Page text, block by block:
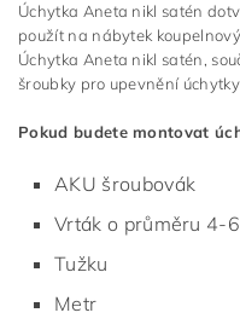
Úchytka Aneta nikl satén
použít na nábytek
Úchytka Aneta nikl satén,
šroubky pro upevnění
Pokud budete montovat
AKU šroubovák
Vrták o průměru 4-
Tužku
Metr